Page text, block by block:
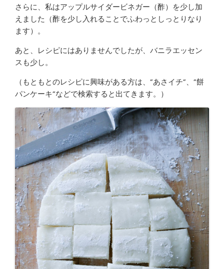
さらに、私はアップルサイダービネガー（酢）を少し加
えました（酢を少し入れることでふわっとしっとりなり
ます）。
あと、レシピにはありませんでしたが、バニラエッセン
スも少し。
（もともとのレシピに興味がある方は、”あさイチ”、”餅
パンケーキ”などで検索すると出てきます。）